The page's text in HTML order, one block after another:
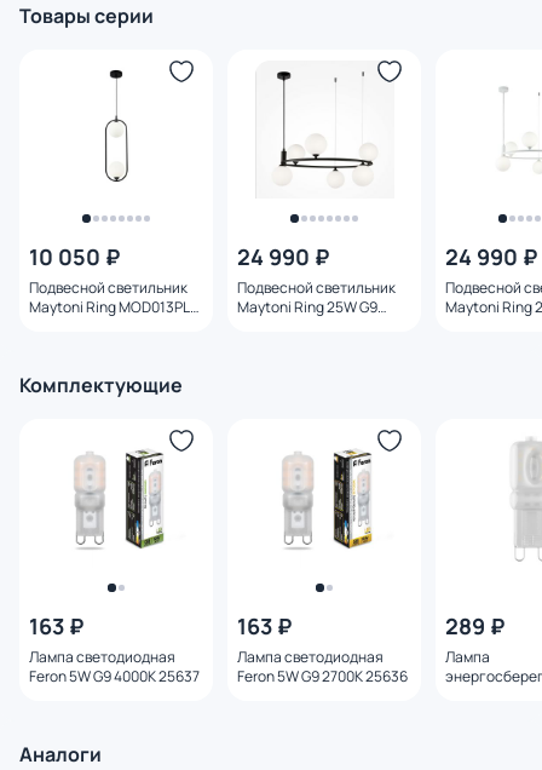
Товары серии
10 050 ₽
Подвесной светильник
Maytoni Ring MOD013PL-
24 990 ₽
Подвесной светильник
Maytoni Ring 25W G9
24 990 ₽
Подвесной
Maytoni Ring
Комплектующие
163 ₽
Лампа светодиодная
Feron 5W G9 4000K 25637
163 ₽
Лампа светодиодная
Feron 5W G9 2700K 25636
289 ₽
Лампа
Аналоги